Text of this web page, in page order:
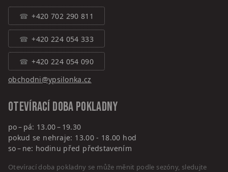
+420 702 290 811
+420 224 054 333
+420 224 054 090
obchodni@ypsilonka.cz
Otevírací doba pokladny
po – pá: 13.00 – 19.30
pokud se nehraje: 13.00 - 18.00 hod
so – ne: hodinu před představením
Otevírací doba pokladny se může měnit podle sezóny, sledujte